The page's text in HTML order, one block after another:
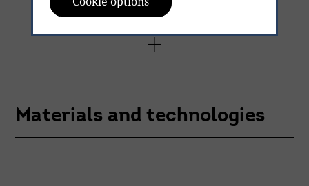
Materials and technologies